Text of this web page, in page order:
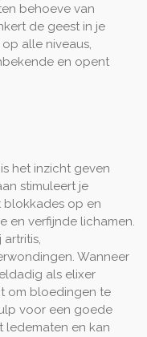
behoeve van
de geest in je
alle niveaus,
en opent
het inzicht geven
stimuleert je
blokkades op en
en verfijnde lichamen.
Wanneer
als elixer
om bloedingen te
voor een goede
ledematen en kan